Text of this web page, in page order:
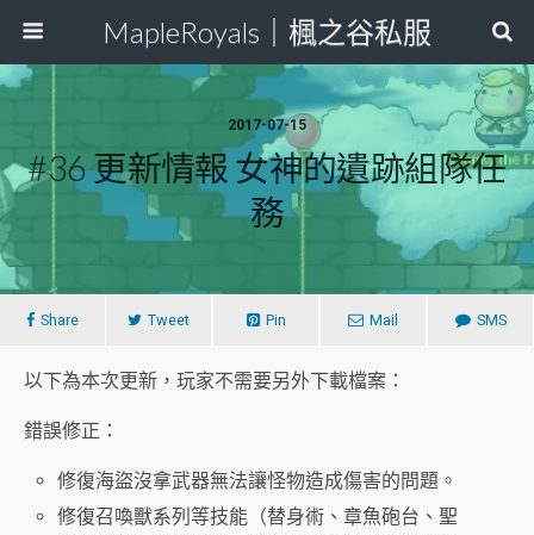
MapleRoyals｜楓之谷私服
2017-07-15
#36 更新情報 女神的遺跡組隊任
務
Share Tweet Pin Mail SMS
以下為本次更新，玩家不需要另外下載檔案：
錯誤修正：
修復海盜沒拿武器無法讓怪物造成傷害的問題。
修復召喚獸系列等技能（替身術、章魚砲台、聖